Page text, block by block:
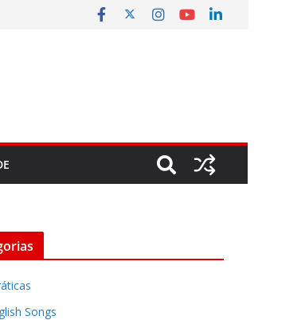
Songs